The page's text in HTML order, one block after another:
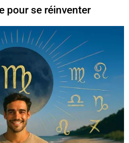
pour se réinventer